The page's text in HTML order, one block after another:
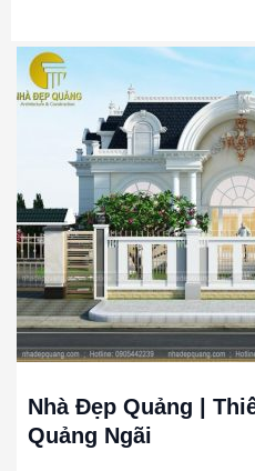
Nhà Đẹp Quảng |
Quảng Ngãi
Nhà
Đẹp
Quảng
Thiết
Kế
Nhà
Đẹp
Tại
Quảng
Ngãi